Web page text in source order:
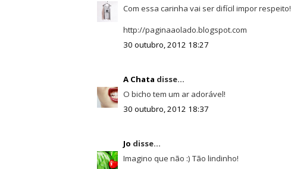
Com essa carinha vai ser difícil impor respeito!
http://paginaaolado.blogspot.com
30 outubro, 2012 18:27
A Chata disse...
O bicho tem um ar adorável!
30 outubro, 2012 18:37
Jo disse...
Imagino que não :) Tão lindinho!